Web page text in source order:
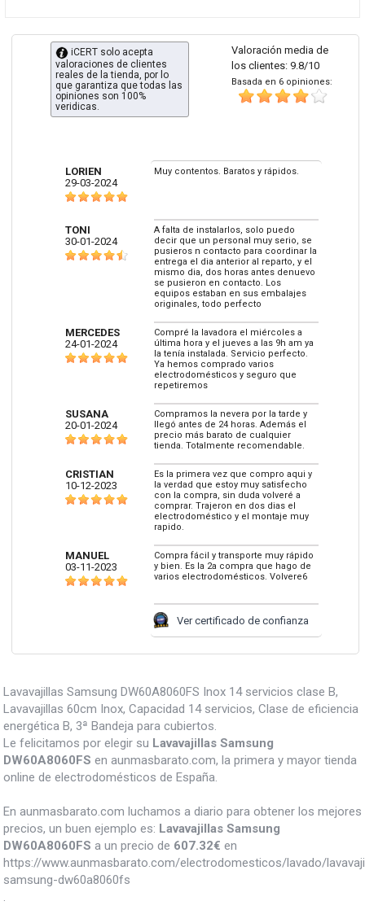
Valoración media de
los clientes: 9.8/10
Basada en 6 opiniones:
iCERT solo acepta
valoraciones de clientes
reales de la tienda, por lo
que garantiza que todas las
opiniones son 100%
veridicas.
LORIEN
29-03-2024
Muy contentos. Baratos y rápidos.
TONI
30-01-2024
A falta de instalarlos, solo puedo
decir que un personal muy serio, se
pusieros n contacto para coordinar la
entrega el dia anterior al reparto, y el
mismo dia, dos horas antes denuevo
se pusieron en contacto. Los
equipos estaban en sus embalajes
originales, todo perfecto
MERCEDES
24-01-2024
Compré la lavadora el miércoles a
última hora y el jueves a las 9h am ya
la tenía instalada. Servicio perfecto.
Ya hemos comprado varios
electrodomésticos y seguro que
repetiremos
SUSANA
20-01-2024
Compramos la nevera por la tarde y
llegó antes de 24 horas. Además el
precio más barato de cualquier
tienda. Totalmente recomendable.
CRISTIAN
10-12-2023
Es la primera vez que compro aqui y
la verdad que estoy muy satisfecho
con la compra, sin duda volveré a
comprar. Trajeron en dos dias el
electrodoméstico y el montaje muy
rapido.
MANUEL
03-11-2023
Compra fácil y transporte muy rápido
y bien. Es la 2a compra que hago de
varios electrodomésticos. Volvere6
Ver certificado de confianza
Lavavajillas Samsung DW60A8060FS Inox 14 servicios clase B,
Lavavajillas 60cm Inox, Capacidad 14 servicios, Clase de eficiencia
energética B, 3ª Bandeja para cubiertos.
Le felicitamos por elegir su Lavavajillas Samsung
DW60A8060FS en aunmasbarato.com, la primera y mayor tienda
online de electrodomésticos de España.
En aunmasbarato.com luchamos a diario para obtener los mejores
precios, un buen ejemplo es: Lavavajillas Samsung
DW60A8060FS a un precio de 607.32€ en
https://www.aunmasbarato.com/electrodomesticos/lavado/
samsung-dw60a8060fs
.